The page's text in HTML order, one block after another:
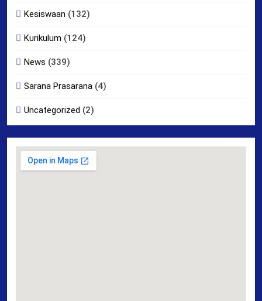
Kesiswaan (132)
Kurikulum (124)
News (339)
Sarana Prasarana (4)
Uncategorized (2)